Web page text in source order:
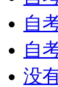
自
自
没